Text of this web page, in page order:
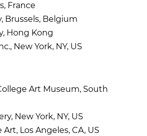
France
Brussels, Belgium
Hong Kong
New York, NY, US
Art Museum, South
New York, NY, US
Los Angeles, CA, US